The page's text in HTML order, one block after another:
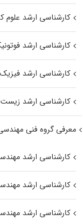
کارشناسی ارشد علوم
کارشناسی ارشد
کارشناسی ارشد فیزیک
کارشناسی ارشد
معرفی گروه فنی
کارشناسی ارشد
کارشناسی ارشد
کارشناسی ارشد